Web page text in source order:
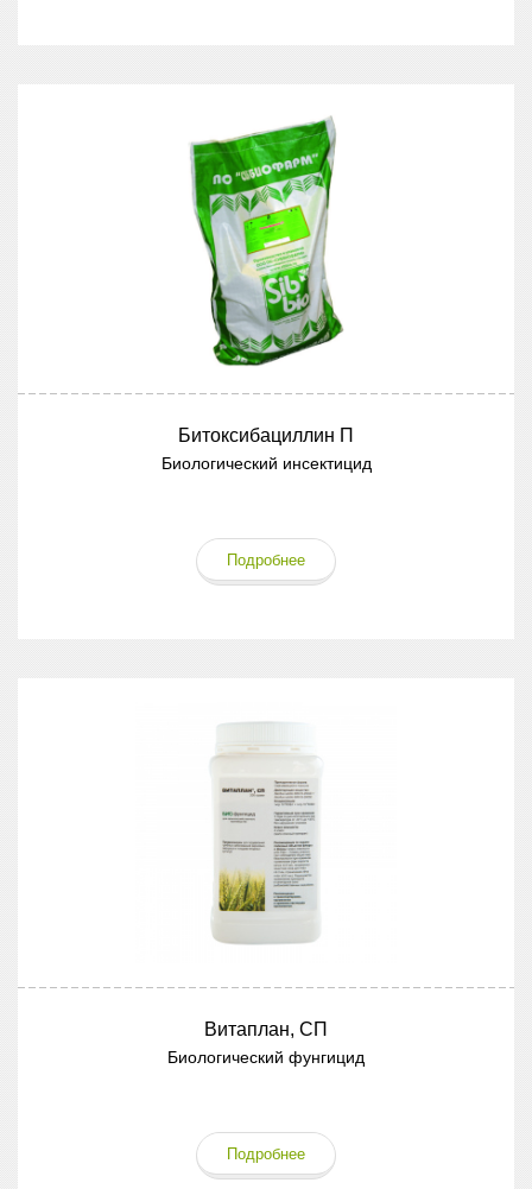
Битоксибациллин П
Биологический инсектицид
Подробнее
Витаплан, СП
Биологический фунгицид
Подробнее